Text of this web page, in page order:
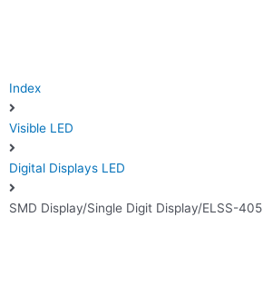
Index
Visible LED
Digital Displays LED
SMD Display/Single Digit Display/ELSS-405